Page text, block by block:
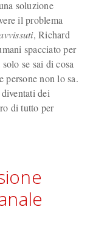
soluzione
il problema
, Richard
spacciato per
se sai di cosa
persone non lo sa.
dei
di tutto per